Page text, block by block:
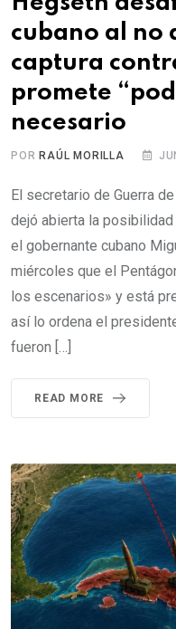
cubano al no
captura
promete
necesario
POR RAÚL MORILLA
El secretario de Guerra
dejó abierta la
el gobernante cubano
miércoles que el
los escenarios» y está
así lo ordena el
fueron […]
READ MORE